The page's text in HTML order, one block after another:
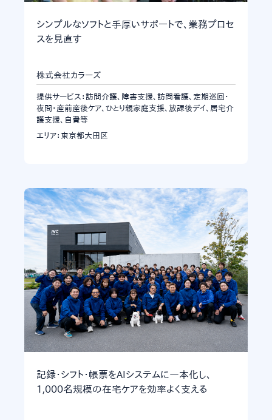
シンプルなソフトと手厚いサポートで、業務プロセ
スを見直す
株式会社カラーズ
提供サービス：訪問介護、障害支援、訪問看護、定期巡回・
夜間・産前産後ケア、ひとり親家庭支援、放課後デイ、居宅介
護支援、自費等
エリア：東京都大田区
記録・シフト・帳票をAIシステムに一本化し、
1,000名規模の在宅ケアを効率よく支える